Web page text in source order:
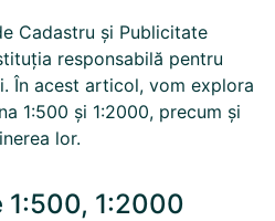
Cadastru și Publicitate
responsabilă pentru
În acest articol, vom explora
1:500 și 1:2000, precum și
lor.
1:500, 1:2000